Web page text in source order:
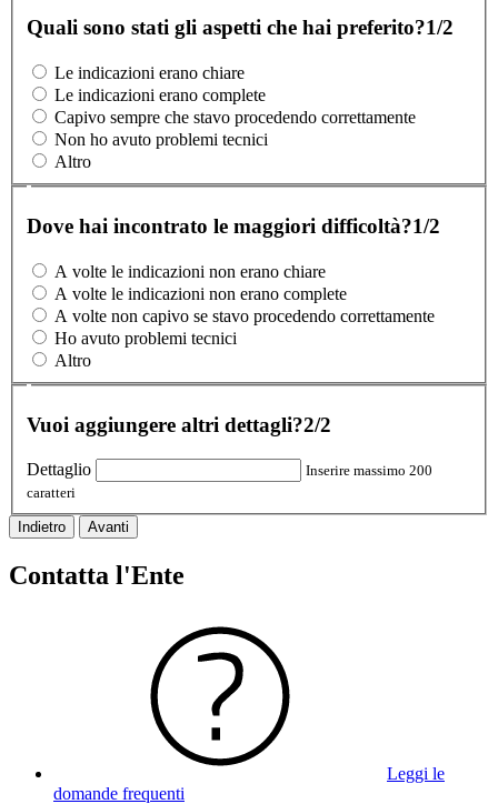
Quali sono stati gli aspetti che hai preferito?1/2
Le indicazioni erano chiare
Le indicazioni erano complete
Capivo sempre che stavo procedendo correttamente
Non ho avuto problemi tecnici
Altro
Dove hai incontrato le maggiori difficoltà?1/2
A volte le indicazioni non erano chiare
A volte le indicazioni non erano complete
A volte non capivo se stavo procedendo correttamente
Ho avuto problemi tecnici
Altro
Vuoi aggiungere altri dettagli?2/2
Dettaglio
Inserire massimo 200
caratteri
Indietro Avanti
Contatta l'Ente
Leggi le
domande frequenti